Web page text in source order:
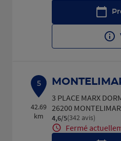
5
42.69
km
3 PLACE MARX
26200 MONTELIMAR
4,6/5Note de 4.6 sur 5
(342 avis)
Fermé